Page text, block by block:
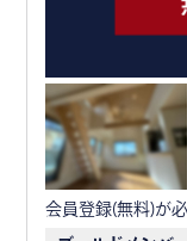
会員登録(無料)が